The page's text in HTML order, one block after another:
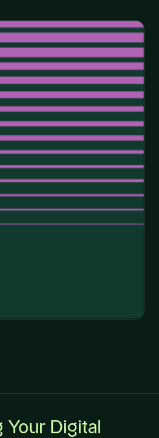
Your Digital